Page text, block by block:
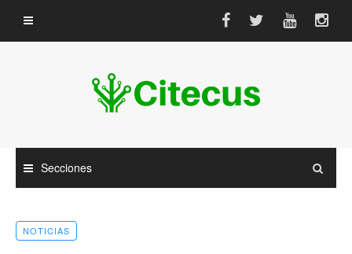
contenido
Secciones
NOTICIAS